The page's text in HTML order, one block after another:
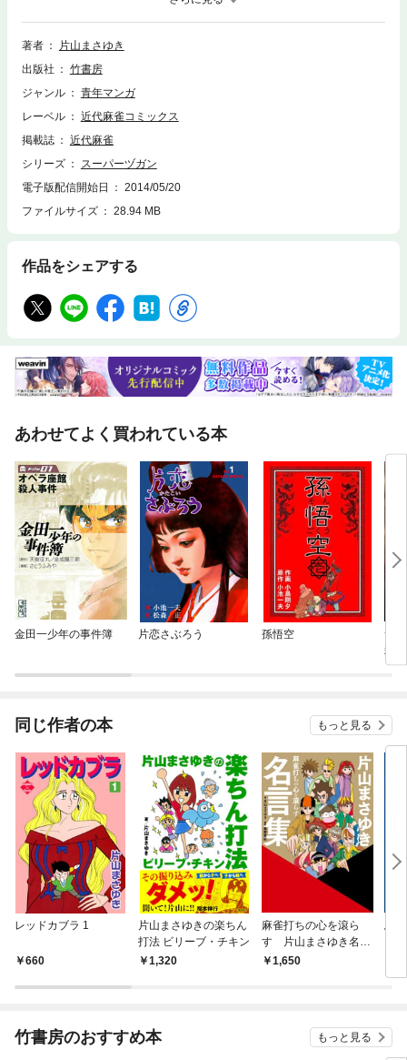
著者
片山まさゆき
出版社
竹書房
ジャンル
青年マンガ
レーベル
近代麻雀コミックス
掲載誌
近代麻雀
シリーズ
スーパーヅガン
電子版配信開始日
2014/05/20
ファイルサイズ
28.94 MB
作品をシェアする
あわせてよく買われている本
金田一少年の事件簿 片恋さぶろう 孫悟空
サ
殺
同じ作者の本 もっと見る
レッドカブラ 1
660
片山まさゆきの楽ちん
打法 ビリーブ・チキン
1,320
麻雀打ちの心を滾ら
す 片山まさゆき名言
集1,650
竹書房のおすすめ本 もっと見る